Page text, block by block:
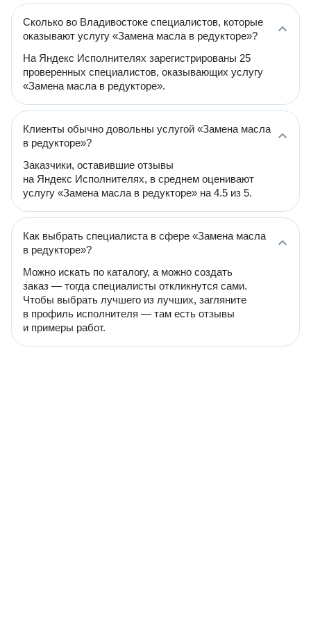
Сколько во Владивостоке специалистов, которые
оказывают услугу «Замена масла в редукторе»?
На Яндекс Исполнителях зарегистрированы 25
проверенных специалистов, оказывающих услугу
«Замена масла в редукторе».
Клиенты обычно довольны услугой «Замена масла
в редукторе»?
Заказчики, оставившие отзывы
на Яндекс Исполнителях, в среднем оценивают
услугу «Замена масла в редукторе» на 4.5 из 5.
Как выбрать специалиста в сфере «Замена масла
в редукторе»?
Можно искать по каталогу, а можно создать
заказ — тогда специалисты откликнутся сами.
Чтобы выбрать лучшего из лучших, загляните
в профиль исполнителя — там есть отзывы
и примеры работ.